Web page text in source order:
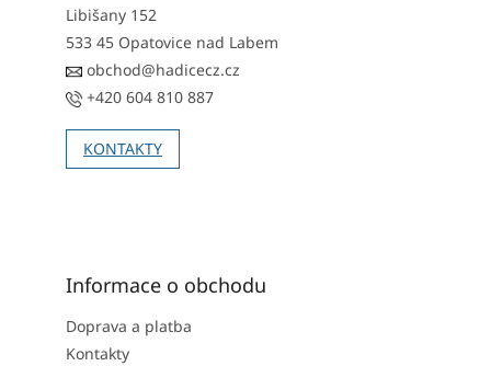
v
ý
Libišany 152
533 45 Opatovice nad Labem
obchod@hadicecz.cz
+420 604 810 887
KONTAKTY
Informace o obchodu
Doprava a platba
Kontakty